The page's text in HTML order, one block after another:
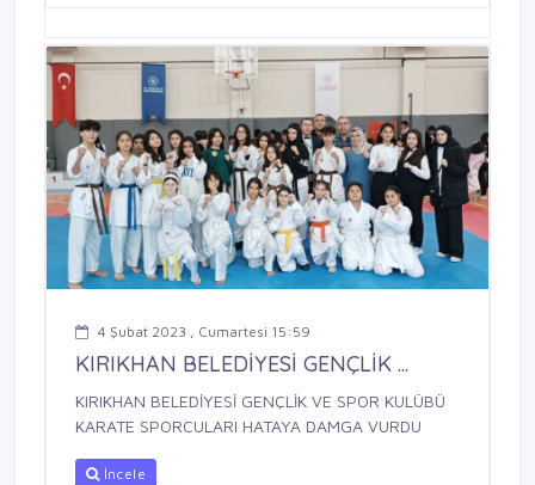
4 Şubat 2023 , Cumartesi 15:59
KIRIKHAN BELEDİYESİ GENÇLİK ...
KIRIKHAN BELEDİYESİ GENÇLİK VE SPOR KULÜBÜ
KARATE SPORCULARI HATAYA DAMGA VURDU
İncele